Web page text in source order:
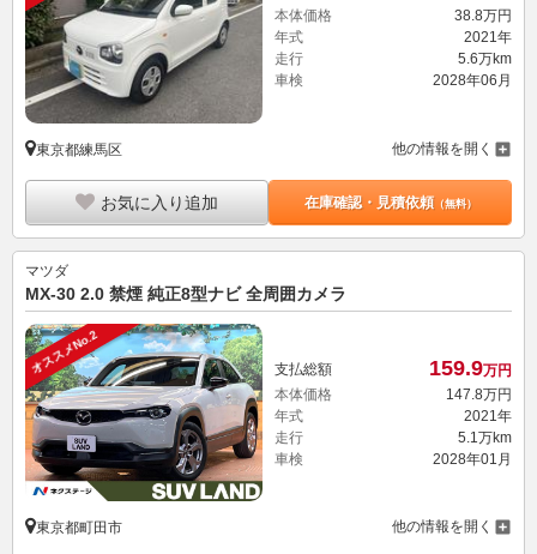
本体価格
38.8万円
年式
2021年
走行
5.6万km
車検
2028年06月
東京都練馬区 他の情報を開く
お気に入り追加 在庫確認・見積依頼（無料）
マツダ
MX-30 2.0 禁煙 純正8型ナビ 全周囲カメラ
オススメNo.2 支払総額 159.9万円
本体価格
147. 8万円
年式
2021年
走行
5.1万km
車検
2028年01月
東京都町田市 他の情報を開く